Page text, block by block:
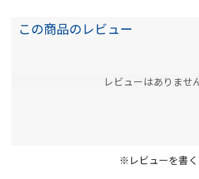
この商品のレビュー
レビューはありませ
※レビューを書